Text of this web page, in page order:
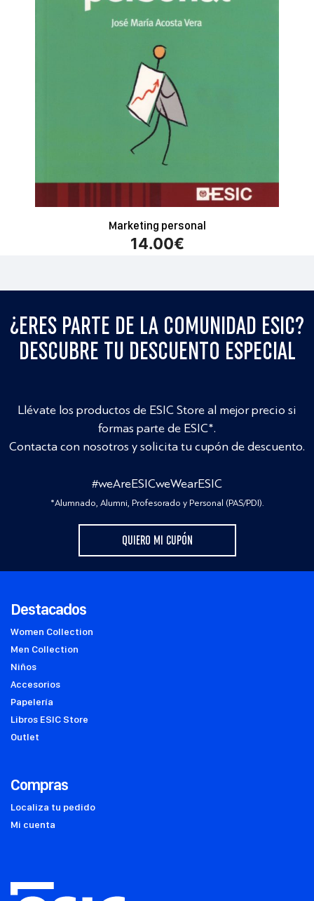
Marketing personal
14.00€
¿ERES PARTE DE LA COMUNIDAD ESIC?
DESCUBRE TU DESCUENTO ESPECIAL
Llévate los productos de ESIC Store al mejor precio si
formas parte de ESIC*.
Contacta con nosotros y solicita tu cupón de descuento.
#weAreESICweWearESIC
*Alumnado, Alumni, Profesorado y Personal (PAS/PDI).
QUIERO MI CUPÓN
Destacados
Women Collection
Men Collection
Niños
Accesorios
Papelería
Libros ESIC Store
Outlet
Compras
Localiza tu pedido
Mi cuenta